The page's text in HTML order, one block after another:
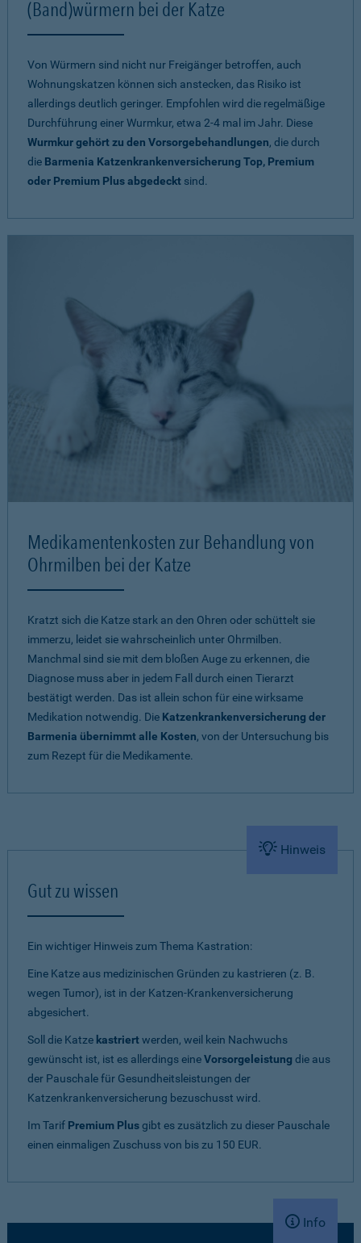
(Band)würmern bei der Katze
Von Würmern sind nicht nur Freigänger betroffen, auch
Wohnungskatzen können sich anstecken, das Risiko ist
allerdings deutlich geringer. Empfohlen wird die regelmäßige
Durchführung einer Wurmkur, etwa 2-4 mal im Jahr. Diese
Wurmkur gehört zu den Vorsorgebehandlungen, die durch
die Barmenia Katzenkrankenversicherung Top, Premium
oder Premium Plus abgedeckt sind.
Medikamentenkosten zur Behandlung von
Ohrmilben bei der Katze
Kratzt sich die Katze stark an den Ohren oder schüttelt sie
immerzu, leidet sie wahrscheinlich unter Ohrmilben.
Manchmal sind sie mit dem bloßen Auge zu erkennen, die
Diagnose muss aber in jedem Fall durch einen Tierarzt
bestätigt werden. Das ist allein schon für eine wirksame
Medikation notwendig. Die Katzenkrankenversicherung der
Barmenia übernimmt alle Kosten, von der Untersuchung bis
zum Rezept für die Medikamente.
Hinweis
Gut zu wissen
Ein wichtiger Hinweis zum Thema Kastration:
Eine Katze aus medizinischen Gründen zu kastrieren (z. B.
wegen Tumor), ist in der Katzen-Krankenversicherung
abgesichert.
Soll die Katze kastriertwerden, weil kein Nachwuchs
gewünscht ist, ist es allerdings eineVorsorgeleistung die aus
der Pauschale für Gesundheitsleistungen der
Katzenkrankenversicherung bezuschusst wird.
Im Tarif Premium Plusgibt es zusätzlich zu dieser Pauschale
einen einmaligen Zuschuss von bis zu 150 EUR.
Info